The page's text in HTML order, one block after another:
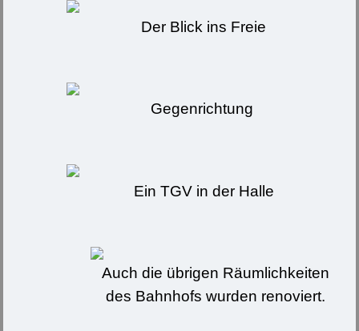
Der Blick ins Freie
Gegenrichtung
Ein TGV in der Halle
Auch die übrigen Räumlichkeiten
des Bahnhofs wurden renoviert.